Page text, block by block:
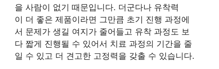
을 사람이 없기 때문입니다. 더군다나 유착력
이 더 좋은 제품이라면 그만큼 초기 진행 과정에
서 문제가 생길 여지가 줄어들고 유착 과정도 보
다 짧게 진행될 수 있어서 치료 과정의 기간을 줄
일 수 있고 더 견고한 고정력을 갖출 수 있습니다.